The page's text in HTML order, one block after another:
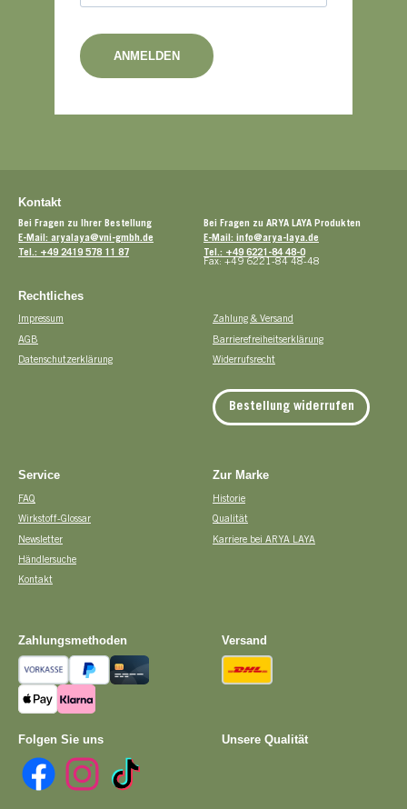
ANMELDEN
Kontakt
Bei Fragen zu Ihrer Bestellung
E-Mail: aryalaya@vni-gmbh.de
Tel.: +49 2419 578 11 87
Bei Fragen zu ARYA LAYA Produkten
E-Mail: info@arya-laya.de
Tel.: +49 6221-84 48-0
Fax: +49 6221-84 48-48
Rechtliches
Impressum
AGB
Datenschutzerklärung
Zahlung & Versand
Barrierefreiheitserklärung
Widerrufsrecht
Bestellung widerrufen
Service
FAQ
Wirkstoff-Glossar
Newsletter
Händlersuche
Kontakt
Zur Marke
Historie
Qualität
Karriere bei ARYA LAYA
Folgen Sie uns
Facebook Instagram TikTok
Zahlungsmethoden
Vorkasse PayPal Kreditkarte
Apple Pay Pay with Klarna
Versand
Unsere Qualität